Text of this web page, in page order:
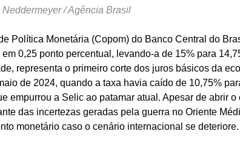
Neddermeyer / Agência Brasil
Política Monetária (Copom) do Banco Central do
0,25 ponto percentual, levando-a de 15% para
representa o primeiro corte dos juros básicos da
de 2024, quando a taxa havia caído de 10,75%
empurrou a Selic ao patamar atual. Apesar de abrir
das incertezas geradas pela guerra no Oriente
monetário caso o cenário internacional se deteriore.